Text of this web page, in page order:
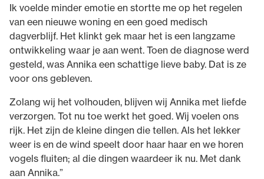
Ik voelde minder emotie en stortte me op het regelen
van een nieuwe woning en een goed medisch
dagverblijf. Het klinkt gek maar het is een langzame
ontwikkeling waar je aan went. Toen de diagnose werd
gesteld, was Annika een schattige lieve baby. Dat is ze
voor ons gebleven.
Zolang wij het volhouden, blijven wij Annika met liefde
verzorgen. Tot nu toe werkt het goed. Wij voelen ons
rijk. Het zijn de kleine dingen die tellen. Als het lekker
weer is en de wind speelt door haar haar en we horen
vogels fluiten; al die dingen waardeer ik nu. Met dank
aan Annika.”